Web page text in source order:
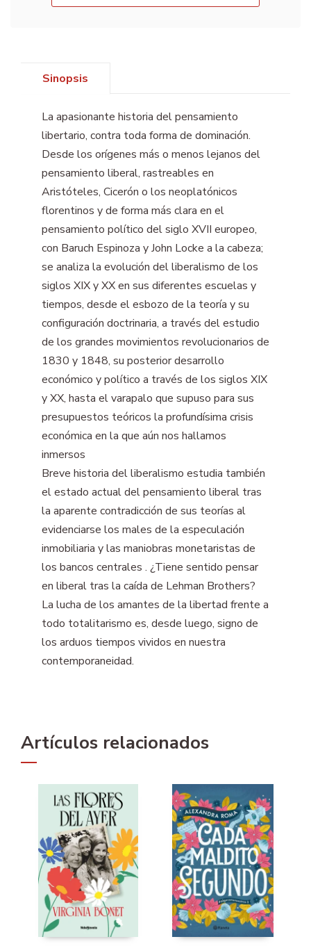
Sinopsis
La apasionante historia del pensamiento
libertario, contra toda forma de dominación.
Desde los orígenes más o menos lejanos del
pensamiento liberal, rastreables en
Aristóteles, Cicerón o los neoplatónicos
florentinos y de forma más clara en el
pensamiento político del siglo XVII europeo,
con Baruch Espinoza y John Locke a la cabeza;
se analiza la evolución del liberalismo de los
siglos XIX y XX en sus diferentes escuelas y
tiempos, desde el esbozo de la teoría y su
configuración doctrinaria, a través del estudio
de los grandes movimientos revolucionarios de
1830 y 1848, su posterior desarrollo
económico y político a través de los siglos XIX
y XX, hasta el varapalo que supuso para sus
presupuestos teóricos la profundísima crisis
económica en la que aún nos hallamos
inmersos
Breve historia del liberalismo estudia también
el estado actual del pensamiento liberal tras
la aparente contradicción de sus teorías al
evidenciarse los males de la especulación
inmobiliaria y las maniobras monetaristas de
los bancos centrales . ¿Tiene sentido pensar
en liberal tras la caída de Lehman Brothers?
La lucha de los amantes de la libertad frente a
todo totalitarismo es, desde luego, signo de
los arduos tiempos vividos en nuestra
contemporaneidad.
Artículos relacionados